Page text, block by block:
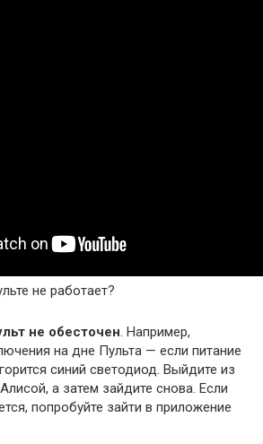
не работает?
не обесточен. Например,
на дне Пульта — если питание
синий светодиод. Выйдите из
а затем зайдите снова. Если
попробуйте зайти в приложение